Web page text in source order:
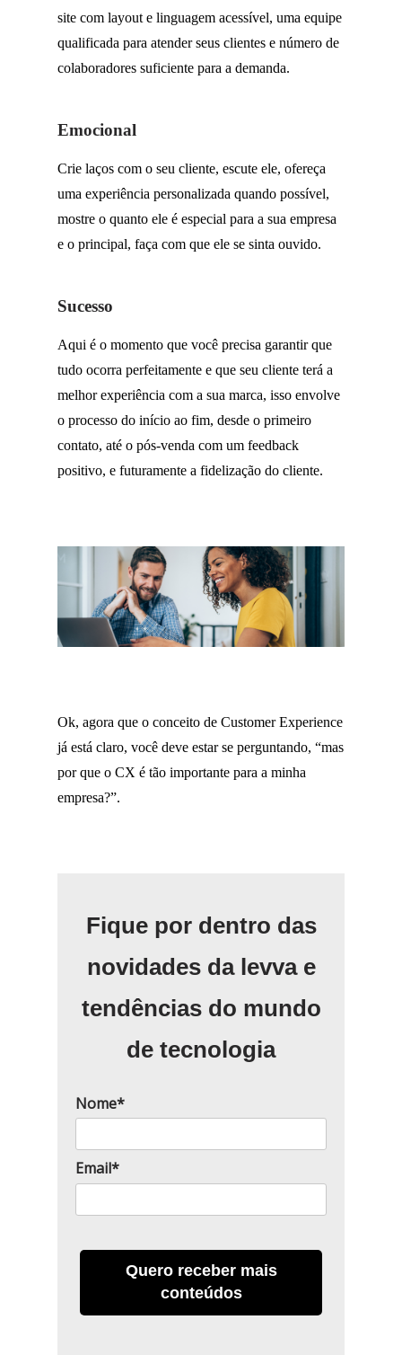
site com layout e linguagem acessível, uma equipe
qualificada para atender seus clientes e número de
colaboradores suficiente para a demanda.
Emocional
Crie laços com o seu cliente, escute ele, ofereça
uma experiência personalizada quando possível,
mostre o quanto ele é especial para a sua empresa
e o principal, faça com que ele se sinta ouvido.
Sucesso
Aqui é o momento que você precisa garantir que
tudo ocorra perfeitamente e que seu cliente terá a
melhor experiência com a sua marca, isso envolve
o processo do início ao fim, desde o primeiro
contato, até o pós-venda com um feedback
positivo, e futuramente a fidelização do cliente.
Ok, agora que o conceito de CustomerExperience
já está claro, você deve estar se perguntando, “mas
por que o CX é tão importante para a minha
empresa?”.
Fique por dentro das
novidades da levva e
tendências do mundo
de tecnologia
Nome*
Email*
Quero receber mais
conteúdos